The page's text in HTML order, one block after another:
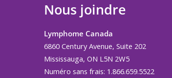
Nous joindre
Lymphome Canada
6860 Century Avenue, Suite 202
Mississauga, ON L5N 2W5
Numéro sans frais: 1.866.659.5522